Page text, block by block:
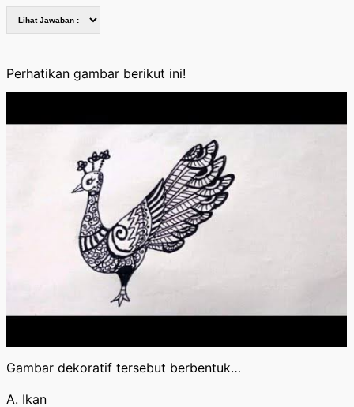
Perhatikan gambar berikut ini!
Gambar dekoratif tersebut berbentuk…
A. Ikan